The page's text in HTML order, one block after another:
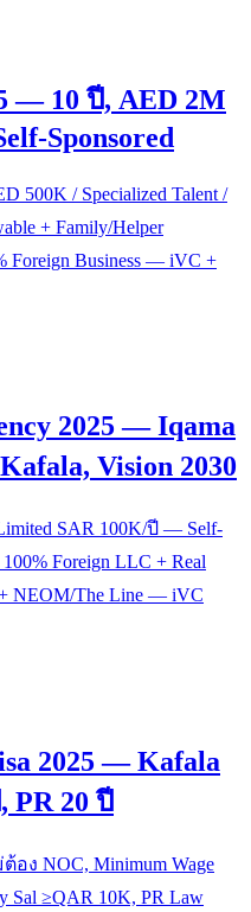
— 10 ปี, AED 2M
Sponsored
500K / Specialized Talent /
+ Family/Helper
Foreign Business — iVC +
2025 — Iqama
Vision 2030
SAR 100K/ปี — Self-
Foreign LLC + Real
+ NEOM/The Line — iVC
2025 — Kafala
PR 20 ปี
อง NOC, Minimum Wage
Sal ≥QAR 10K, PR Law